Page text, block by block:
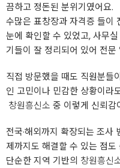
끔하고 정돈된 분위기였어요.
수많은 표창장과 자격증 들이
눈에 확인할 수 있었고, 사무
기들이 잘 정리되어 있어 전
직접 방문했을 때도 직원분들
인 고민이나 민감한 상황이라
창원흥신소 중 이렇게 신뢰감
전국·해외까지 확장되는 조사
제까지도 해결할 수 있는 점도
단순한 지역 기반의 창원흥신